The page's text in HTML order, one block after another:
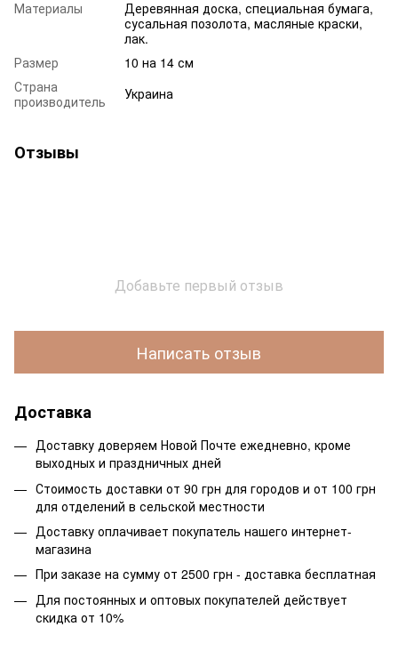
Материалы
Деревянная доска, специальная бумага,
сусальная позолота, масляные краски,
лак.
Размер
10 на 14 см
Страна
производитель
Украина
Отзывы
Добавьте первый отзыв
Написать отзыв
Доставка
Доставку доверяем Новой Почте ежедневно, кроме
выходных и праздничных дней
Стоимость доставки от 90 грн для городов и от 100 грн
для отделений в сельской местности
Доставку оплачивает покупатель нашего интернет-
магазина
При заказе на сумму от 2500 грн - доставка бесплатная
Для постоянных и оптовых покупателей действует
скидка от 10%